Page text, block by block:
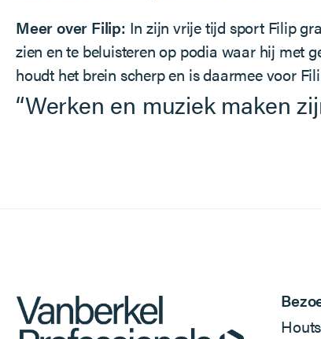
Meer over Filip: In zijn vrije tijd sport Filip
zien en te beluisteren op podia waar hij met
houdt het brein scherp en is daarmee voor
“Werken en muziek maken